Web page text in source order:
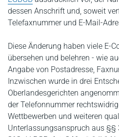
dessen Anschrift und, soweit
Telefaxnummer und E-Mail-
Diese Änderung haben viele E-
übersehen und belehren - wie
Angabe von Postadresse,
Inzwischen wurde in drei
Oberlandesgerichten
der Telefonnummer
Wettbewerben und weiteren
Unterlassungsanspruch aus §§